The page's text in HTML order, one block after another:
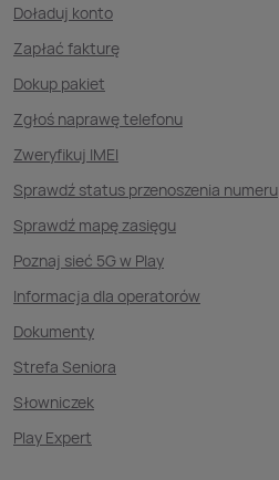
Doładuj konto
Zapłać fakturę
Dokup pakiet
Zgłoś naprawę telefonu
Zweryfikuj IMEI
Sprawdź status przenoszenia numeru
Sprawdź mapę zasięgu
Poznaj sieć 5G w Play
Informacja dla operatorów
Dokumenty
Strefa Seniora
Słowniczek
Play Expert